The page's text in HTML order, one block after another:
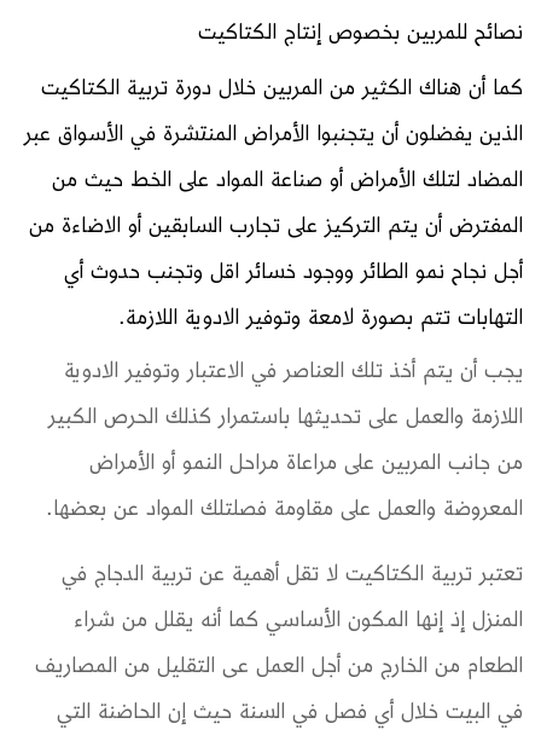
نصائح للمربين بخصوص إنتاج الكتاكيت
كما أن هناك الكثير من المربين خلال دورة تربية الكتاكيت
الذين يفضلون أن يتجنبوا الأمراض المنتشرة في الأسواق عبر
المضاد لتلك الأمراض أو صناعة المواد على الخط حيث من
المفترض أن يتم التركيز على تجارب السابقين أو الاضاءة من
أجل نجاح نمو الطائر ووجود خسائر اقل وتجنب حدوث أي
التهابات تتم بصورة لامعة وتوفير الادوية اللازمة.
يجب أن يتم أخذ تلك العناصر في الاعتبار وتوفير الادوية
اللازمة والعمل على تحديثها باستمرار كذلك الحرص الكبير
من جانب المربين على مراعاة مراحل النمو أو الأمراض
المعروضة والعمل على مقاومة فصلتلك المواد عن بعضها.
تعتبر تربية الكتاكيت لا تقل أهمية عن تربية الدجاج في
المنزل إذ إنها المكون الأساسي كما أنه يقلل من شراء
الطعام من الخارج من أجل العمل عى التقليل من المصاريف
في البيت خلال أي فصل في السنة حيث إن الحاضنة التي